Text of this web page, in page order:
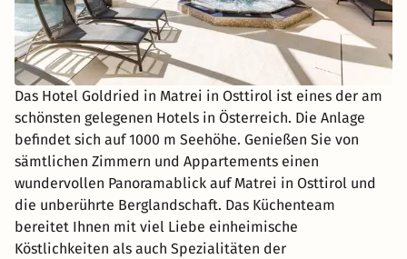
Das Hotel Goldried in Matrei in Osttirol ist eines der am
schönsten gelegenen Hotels in Österreich. Die Anlage
befindet sich auf 1000 m Seehöhe. Genießen Sie von
sämtlichen Zimmern und Appartements einen
wundervollen Panoramablick auf Matrei in Osttirol und
die unberührte Berglandschaft. Das Küchenteam
bereitet Ihnen mit viel Liebe einheimische
Köstlichkeiten als auch Spezialitäten der